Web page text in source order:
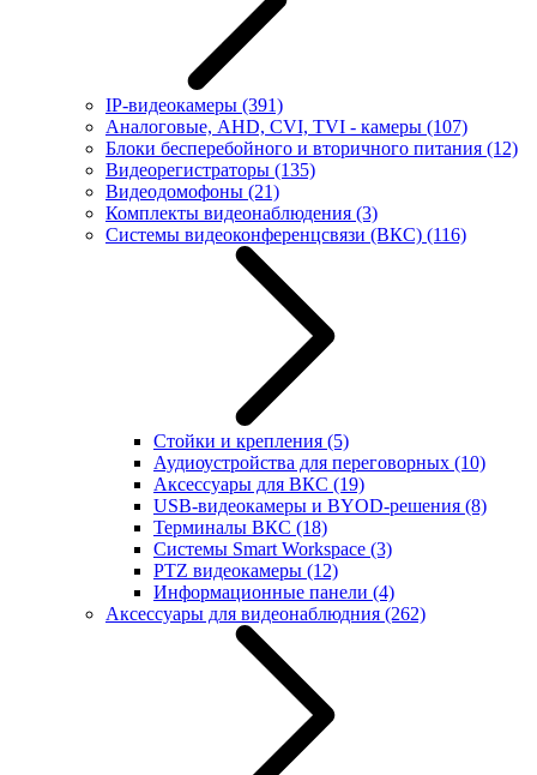
IP-видеокамеры (391)
Аналоговые, AHD, CVI, TVI - камеры (107)
Блоки бесперебойного и вторичного питания (12)
Видеорегистраторы (135)
Видеодомофоны (21)
Комплекты видеонаблюдения (3)
Системы видеоконференцсвязи (ВКС) (116)
Стойки и крепления (5)
Аудиоустройства для переговорных (10)
Аксессуары для ВКС (19)
USB-видеокамеры и BYOD-решения (8)
Терминалы ВКС (18)
Системы Smart Workspace (3)
PTZ видеокамеры (12)
Информационные панели (4)
Аксессуары для видеонаблюдния (262)